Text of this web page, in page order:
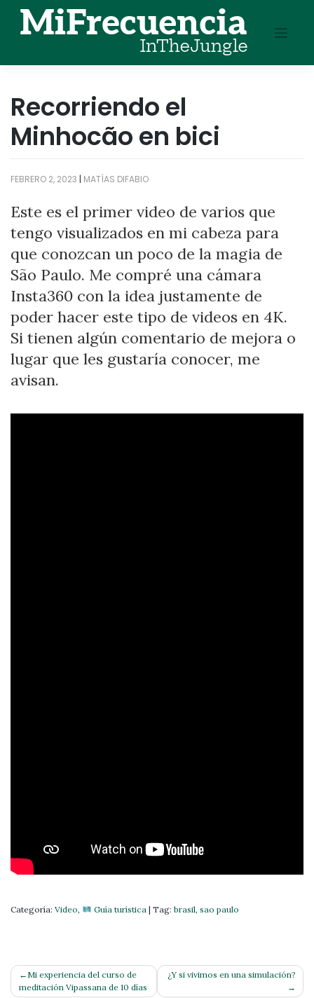
content
Recorriendo el
Minhocão en bici
FEBRERO 2, 2023 | MATÍAS DIFABIO
Este es el primer video de varios que
tengo visualizados en mi cabeza para
que conozcan un poco de la magia de
São Paulo. Me compré una cámara
Insta360 con la idea justamente de
poder hacer este tipo de videos en 4K.
Si tienen algún comentario de mejora o
lugar que les gustaría conocer, me
avisan.
Categoría: Video, Guía turística | Tag: brasil, sao paulo
Navegación
Mi experiencia del curso de
meditación Vipassana de 10 días
¿Y si vivimos en una simulación?